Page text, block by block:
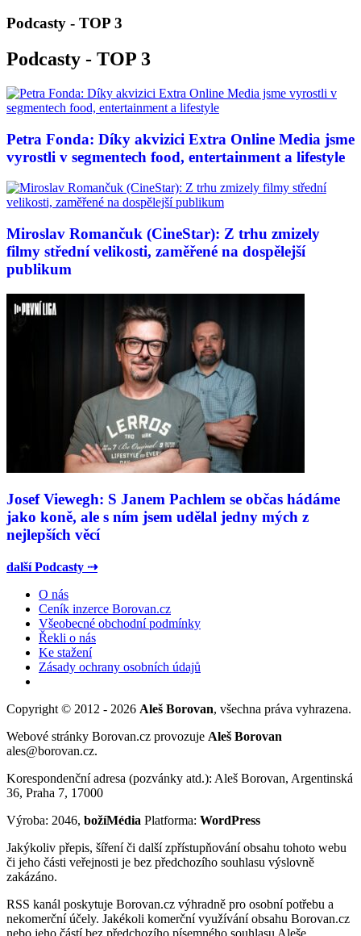
Podcasty - TOP 3
Podcasty - TOP 3
Petra Fonda: Díky akvizici Extra Online Media jsme
vyrostli v segmentech food, entertainment a lifestyle
Miroslav Romančuk (CineStar): Z trhu zmizely
filmy střední velikosti, zaměřené na dospělejší
publikum
Josef Viewegh: S Janem Pachlem se občas hádáme
jako koně, ale s ním jsem udělal jedny mých z
nejlepších věcí
další Podcasty ⇢
O nás
Ceník inzerce Borovan.cz
Všeobecné obchodní podmínky
Řekli o nás
Ke stažení
Zásady ochrany osobních údajů
Copyright © 2012 - 2026 Aleš Borovan, všechna práva vyhrazena.
Webové stránky Borovan.cz provozuje Aleš Borovan
ales@borovan.cz.
Korespondenční adresa (pozvánky atd.): Aleš Borovan, Argentinská
36, Praha 7, 17000
Výroba: 2046, božíMédia Platforma: WordPress
Jakýkoliv přepis, šíření či další zpřístupňování obsahu tohoto webu
či jeho části veřejnosti je bez předchozího souhlasu výslovně
zakázáno.
RSS kanál poskytuje Borovan.cz výhradně pro osobní potřebu a
nekomerční účely. Jakékoli komerční využívání obsahu Borovan.cz